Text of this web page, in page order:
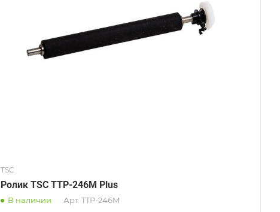
TSC
Ролик TSC TTP-246M Plus
В наличии Арт. TTP-246M